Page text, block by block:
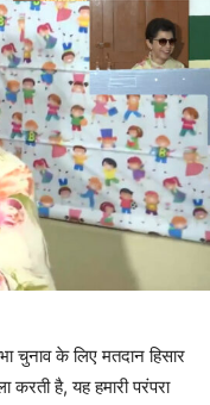
चुनाव के लिए मतदान हिसार
करती है, यह हमारी परंपरा